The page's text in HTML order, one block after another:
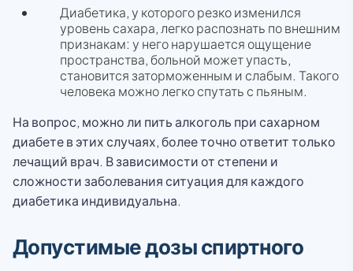
Диабетика, у которого резко изменился
уровень сахара, легко распознать по внешним
признакам: у него нарушается ощущение
пространства, больной может упасть,
становится заторможенным и слабым. Такого
человека можно легко спутать с пьяным.
На вопрос, можно ли пить алкоголь при сахарном
диабете в этих случаях, более точно ответит только
лечащий врач. В зависимости от степени и
сложности заболевания ситуация для каждого
диабетика индивидуальна.
Допустимые дозы спиртного